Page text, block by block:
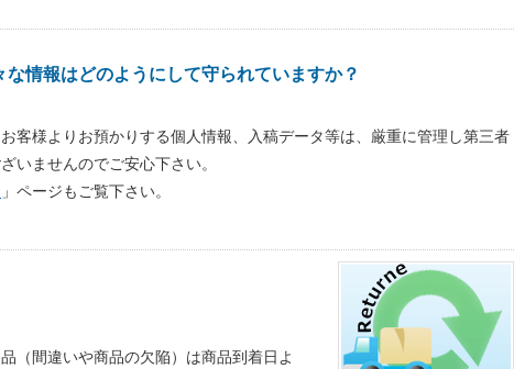
情報はどのようにして守られていますか？
客様よりお預かりする個人情報、入稿データ等は、厳重に管理し第三者
いませんのでご安心下さい。
」ページもご覧下さい。
（間違いや商品の欠陥）は商品到着日よ